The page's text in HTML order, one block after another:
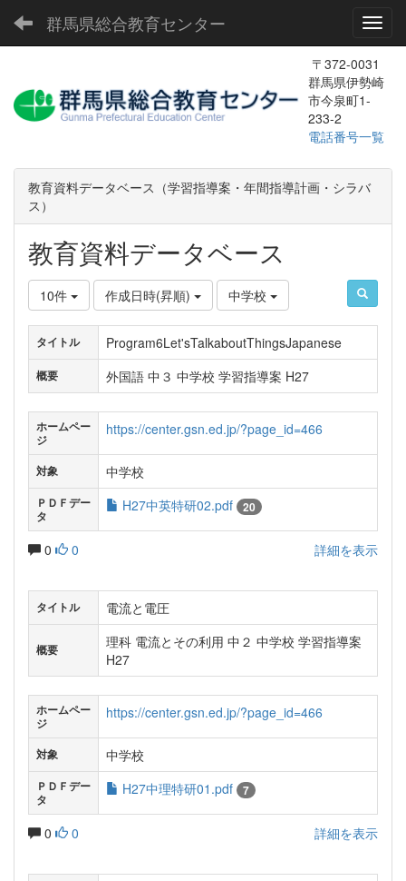
群馬県総合教育センター
〒372-0031
群馬県伊勢崎
市今泉町1-
233-2
電話番号一覧
教育資料データベース（学習指導案・年間指導計画・シラバ
ス）
教育資料データベース
10件 作成日時(昇順) 中学校
タイトル Program6Let'sTalkaboutThingsJapanese
概要 外国語 中３ 中学校 学習指導案 H27
ホームペー
ジ
https://center.gsn.ed.jp/?page_id=466
対象 中学校
ＰＤＦデー
タ
H27中英特研02.pdf 20
0 0 詳細を表示
タイトル 電流と電圧
概要
理科 電流とその利用 中２ 中学校 学習指導案
H27
ホームペー
ジ
https://center.gsn.ed.jp/?page_id=466
対象 中学校
ＰＤＦデー
タ
H27中理特研01.pdf 7
0 0 詳細を表示